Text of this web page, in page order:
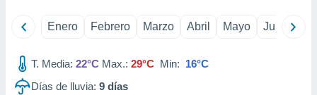
utilizar
crear un
Enero Febrero Marzo Abril Mayo Junio
T. Media: 22°C Max.: 29°C Min: 16°C
Días de lluvia: 9 días